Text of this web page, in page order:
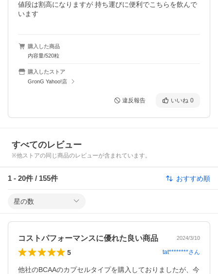
値段は割高になりますが 持ち運びに便利でこちらを飲んで
います
購入した商品
内容量/520粒
購入したストア
GronG Yahoo!店
違反報告 いいね 0
すべてのレビュー
※他ストアの同じ商品のレビューが含まれています。
1 - 20件 / 155件 おすすめ順
星の数
コストパフォーマンスに優れた良い商品 2024/3/10
5 tat********さん
他社のBCAAのカプセルタイプを購入しておりましたが、今